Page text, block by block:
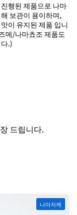
행된 제품으로 나마
보관이 용이하며,
이 유지된 제품 입니
메/나마쵸조 제품도
.)
라이드
립니다.
나마자케